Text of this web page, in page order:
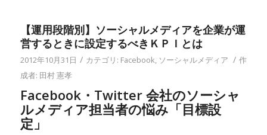
【運用段階別】ソーシャルメディアを企業が運
営するときに設定するべきＫＰＩとは
2012年10月31日 / カテゴリ: Facebook, ソーシャルメディア / 作
成者: 田村 憲孝
Facebook・Twitter 会社のソーシャ
ルメディア担当者の悩み「目標設
定」